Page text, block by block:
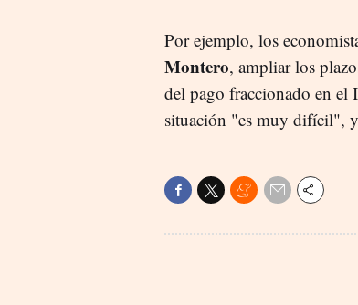
Por ejemplo, los
Montero, ampliar los
del pago fraccionado en el
situación "es muy difícil",